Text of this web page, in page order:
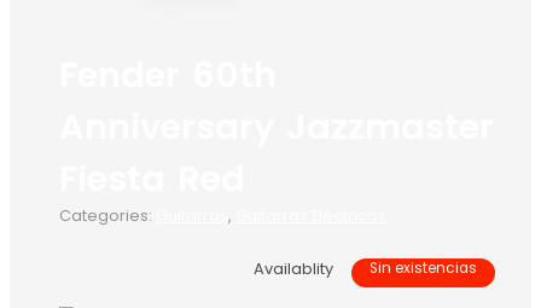
Categories: ,
Availablity Sin existencias